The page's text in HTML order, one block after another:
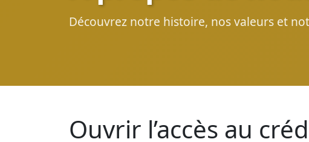
Découvrez notre histoire, nos valeurs et
Ouvrir l’accès au